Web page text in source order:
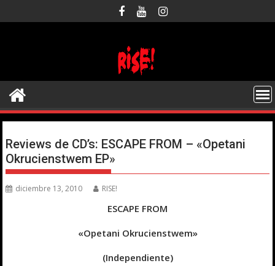
al
Reviews de CD’s: ESCAPE FROM – «Opetani
Okrucienstwem EP»
diciembre 13, 2010 RISE!
ESCAPE FROM
«Opetani Okrucienstwem»
(Independiente)